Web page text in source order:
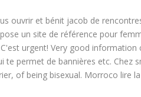
ouvrir et bénit jacob de
un site de référence pour
urgent! Very good information
te permet de bannières etc. Chez
of being bisexual. Morroco lire